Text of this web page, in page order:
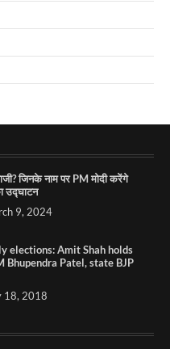
जिनके नाम पर PM मोदी करेंगे
उद्घाटन
9, 2024
elections: Amit Shah holds
Bhupendra Patel, state BJP
18, 2018